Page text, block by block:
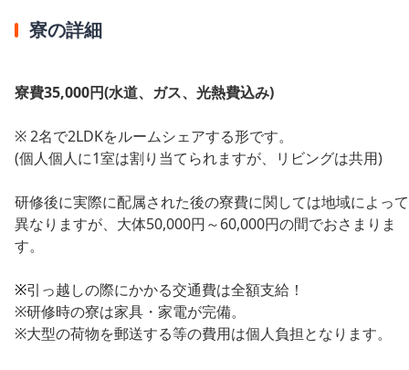
寮の詳細
寮費35,000円(水道、ガス、光熱費込み)
※ 2名で2LDKをルームシェアする形です。
(個人個人に1室は割り当てられますが、リビングは共用)
研修後に実際に配属された後の寮費に関しては地域によっ
異なりますが、大体50,000円～60,000円の間でおさまりま
す。
※引っ越しの際にかかる交通費は全額支給！
※研修時の寮は家具・家電が完備。
※大型の荷物を郵送する等の費用は個人負担となります。